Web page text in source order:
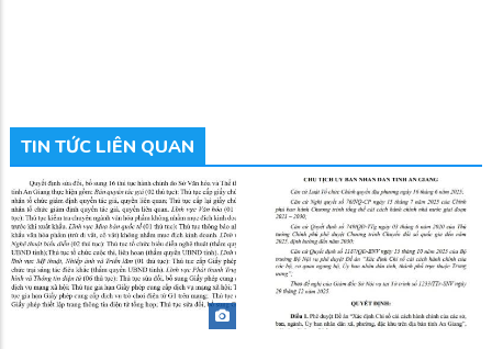
TIN TỨC LIÊN QUAN